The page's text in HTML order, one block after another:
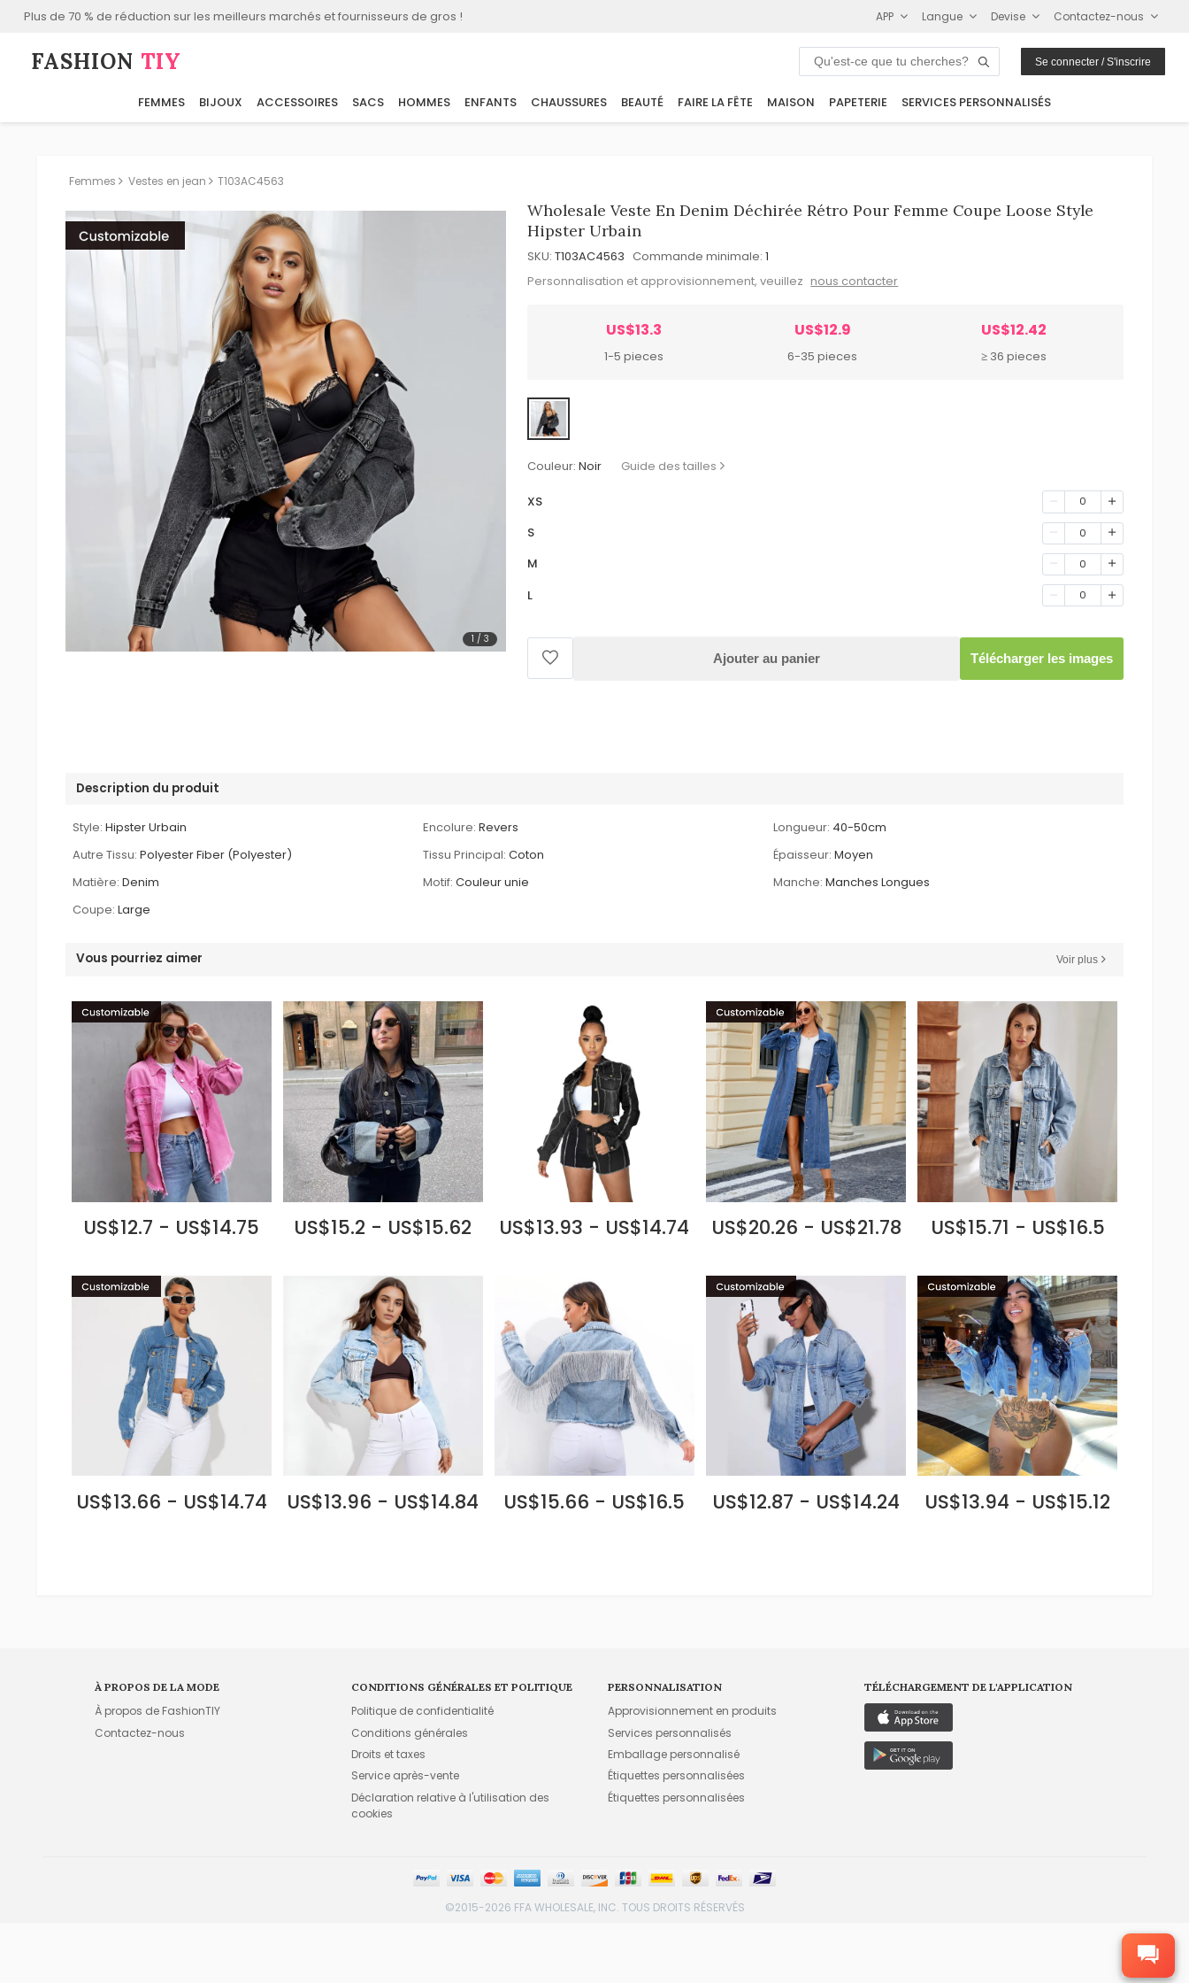
Plus de 70 % de réduction sur les meilleurs marchés et fournisseurs de gros ! APP Langue Devise Contactez-nous
FASHION⁠ TIY Se connecter / S'inscrire
FEMMES BIJOUX ACCESSOIRES SACS HOMMES ENFANTS CHAUSSURES BEAUTÉ FAIRE LA FÊTE MAISON PAPETERIE SERVICES PERSONNALISÉS
Femmes Vestes en jean T103AC4563
1 / 3
Wholesale Veste En Denim Déchirée Rétro Pour Femme Coupe Loose Style
Hipster Urbain
SKU: T103AC4563 Commande minimale: 1
Personnalisation et approvisionnement, veuillez nous contacter
US$13.3
1-5 pieces
US$12.9
6-35 pieces
US$12.42
≥ 36 pieces
Couleur: Noir Guide des tailles
XS 0
S 0
M 0
L 0
Ajouter au panier Télécharger les images
Description du produit
Style: Hipster Urbain Encolure: Revers Longueur: 40-50cm
Autre Tissu: Polyester Fiber (Polyester) Tissu Principal: Coton Épaisseur: Moyen
Matière: Denim Motif: Couleur unie Manche: Manches Longues
Coupe: Large
Vous pourriez aimer Voir plus
US$12.7 - US$14.75 US$15.2 - US$15.62 US$13.93 - US$14.74 US$20.26 - US$21.78 US$15.71 - US$16.5
US$13.66 - US$14.74 US$13.96 - US$14.84 US$15.66 - US$16.5 US$12.87 - US$14.24 US$13.94 - US$15.12
À PROPOS DE LA MODE
À propos de FashionTIY
Contactez-nous
CONDITIONS GÉNÉRALES ET POLITIQUE
Politique de confidentialité
Conditions générales
Droits et taxes
Service après-vente
Déclaration relative à l'utilisation des
cookies
PERSONNALISATION
Approvisionnement en produits
Services personnalisés
Emballage personnalisé
Étiquettes personnalisées
Étiquettes personnalisées
TÉLÉCHARGEMENT DE L'APPLICATION
©2015-2026 FFA WHOLESALE, INC. TOUS DROITS RÉSERVÉS